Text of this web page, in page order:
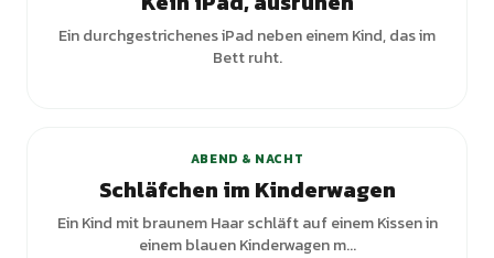
Ein durchgestrichenes iPad neben einem Kind, das im
Bett ruht.
ABEND & NACHT
Schläfchen im Kinderwagen
Ein Kind mit braunem Haar schläft auf einem Kissen in
einem blauen Kinderwagen m...